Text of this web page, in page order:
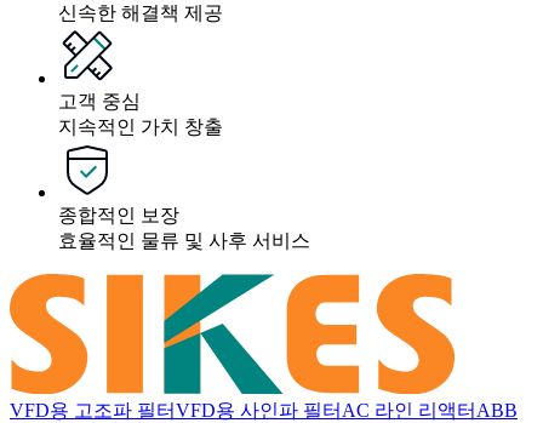
신속한 해결책 제공
고객 중심
지속적인 가치 창출
종합적인 보장
효율적인 물류 및 사후 서비스
VFD용 고조파 필터VFD용 사인파 필터 AC 라인 리액터 ABB